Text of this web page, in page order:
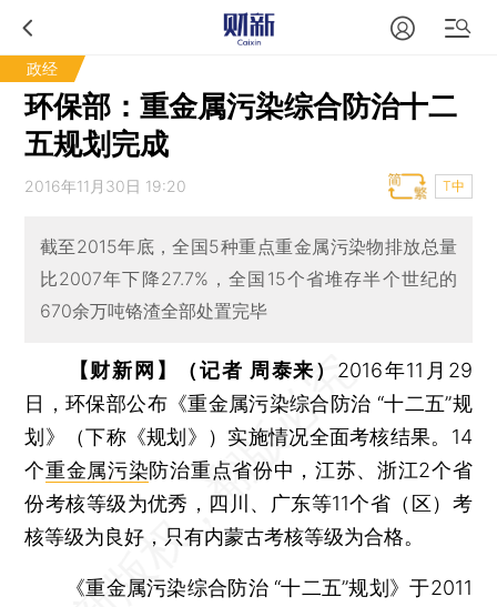
政经
环保部：重金属污染综合防治十二
五规划完成
2016年11月30日 19:20 T中
截至2015年底，全国5种重点重金属污染物排放总量
比2007年下降27.7%，全国15个省堆存半个世纪的
670余万吨铬渣全部处置完毕
【财新网】（记者 周泰来） 2016年11月29
日，环保部公布《重金属污染综合防治 “十二五”规
划》（下称《规划》）实施情况全面考核结果。14
个重金属污染防治重点省份中，江苏、浙江2个省
份考核等级为优秀，四川、广东等11个省（区）考
核等级为良好，只有内蒙古考核等级为合格。
《重金属污染综合防治 “十二五”规划》于2011